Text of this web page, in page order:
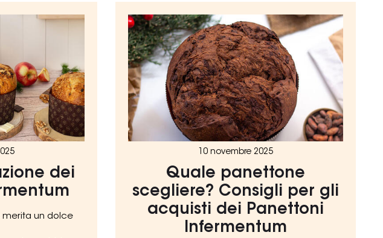
dei
merita un dolce
10 novembre 2025
Quale panettone
scegliere? Consigli per gli
acquisti dei Panettoni
Infermentum